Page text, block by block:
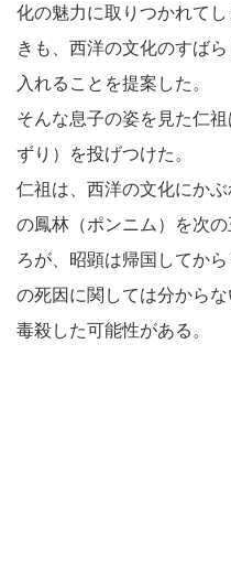
化の魅力に取りつかれて
きも、西洋の文化のすば
入れることを提案した。
そんな息子の姿を見た仁
ずり）を投げつけた。
仁祖は、西洋の文化にか
の鳳林（ポンニム）を次
ろが、昭顕は帰国してか
の死因に関しては分から
毒殺した可能性がある。